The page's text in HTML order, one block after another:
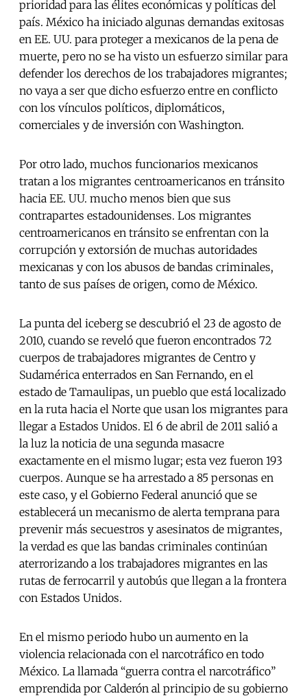
prioridad para las élites económicas y políticas del
país. México ha iniciado algunas demandas exitosas
en EE. UU. para proteger a mexicanos de la pena de
muerte, pero no se ha visto un esfuerzo similar para
defender los derechos de los trabajadores migrantes;
no vaya a ser que dicho esfuerzo entre en conflicto
con los vínculos políticos, diplomáticos,
comerciales y de inversión con Washington.
Por otro lado, muchos funcionarios mexicanos
tratan a los migrantes centroamericanos en tránsito
hacia EE. UU. mucho menos bien que sus
contrapartes estadounidenses. Los migrantes
centroamericanos en tránsito se enfrentan con la
corrupción y extorsión de muchas autoridades
mexicanas y con los abusos de bandas criminales,
tanto de sus países de origen, como de México.
La punta del iceberg se descubrió el 23 de agosto de
2010, cuando se reveló que fueron encontrados 72
cuerpos de trabajadores migrantes de Centro y
Sudamérica enterrados en San Fernando, en el
estado de Tamaulipas, un pueblo que está localizado
en la ruta hacia el Norte que usan los migrantes para
llegar a Estados Unidos. El 6 de abril de 2011 salió a
la luz la noticia de una segunda masacre
exactamente en el mismo lugar; esta vez fueron 193
cuerpos. Aunque se ha arrestado a 85 personas en
este caso, y el Gobierno Federal anunció que se
establecerá un mecanismo de alerta temprana para
prevenir más secuestros y asesinatos de migrantes,
la verdad es que las bandas criminales continúan
aterrorizando a los trabajadores migrantes en las
rutas de ferrocarril y autobús que llegan a la frontera
con Estados Unidos.
En el mismo periodo hubo un aumento en la
violencia relacionada con el narcotráfico en todo
México. La llamada “guerra contra el narcotráfico”
emprendida por Calderón al principio de su gobierno